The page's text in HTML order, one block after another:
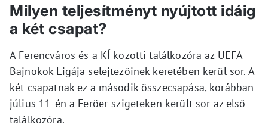
Milyen teljesítményt nyújtott idáig
a két csapat?
A Ferencváros és a KÍ közötti találkozóra az UEFA
Bajnokok Ligája selejtezőinek keretében kerül sor. A
két csapatnak ez a második összecsapása, korábban
július 11-én a Feröer-szigeteken került sor az első
találkozóra.